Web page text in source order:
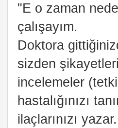
"E o zaman
çalışayım.
Doktora
sizden
incelemeler
hastalığınızı
ilaçlarınızı